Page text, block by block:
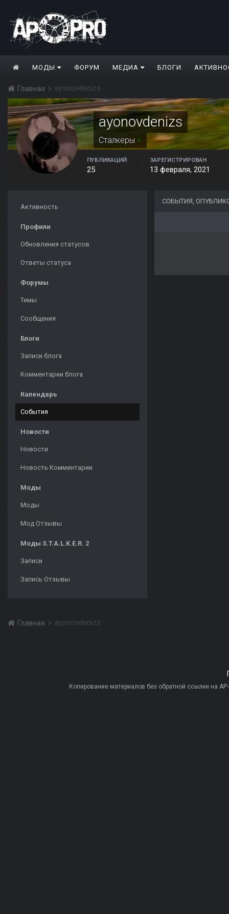
МОДЫ ФОРУМ МЕДИА БЛОГИ
Главная ayonovdenizs
ayonovdenizs
Сталкеры +
ПУБЛИКАЦИЙ
25
ЗАРЕГИСТРИРОВАН
13 февраля, 2021
Активность
Профили
Обновления статусов
Ответы статуса
Форумы
Темы
Сообщения
Блоги
Записи блога
Комментарии блога
Календарь
События
Новости
Новости
Новость Комментарии
Моды
Моды
Мод Отзывы
Моды S.T.A.L.K.E.R. 2
Записи
Запись Отзывы
СОБЫТИЯ,
Главная ayonovdenizs
Копирование материалов без обратной ссылки на